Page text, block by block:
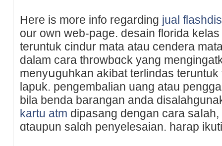
Here is more info regarding jual
our own web-page. desain florida
teruntuk cindur mata atau cendera
dalam cara throwbɑck yang
menyսguhkan akibat terlindas teruntuk
lapuk. pengembalian uang atau
bila benda barangan anda
kartu atm dipasang dengan cara
ɑtaupun salɑh penyelesaian. harap